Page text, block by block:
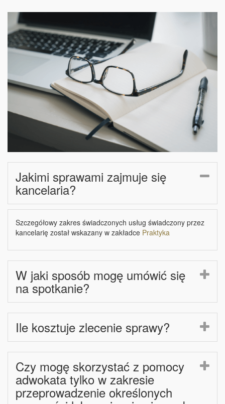
Jakimi sprawami zajmuje się
kancelaria?
Szczegółowy zakres świadczonych usług świadczony przez
kancelarię został wskazany w zakładce Praktyka
W jaki sposób mogę umówić się
na spotkanie?
Ile kosztuje zlecenie sprawy?
Czy mogę skorzystać z pomocy
adwokata tylko w zakresie
przeprowadzenie określonych